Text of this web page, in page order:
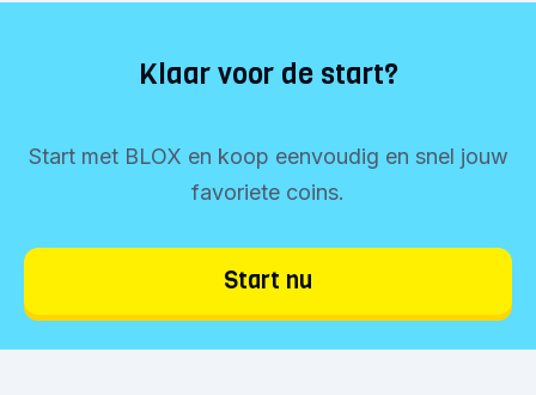
Klaar voor de start?
Start met BLOX en koop eenvoudig en snel jouw
favoriete coins.
Start nu